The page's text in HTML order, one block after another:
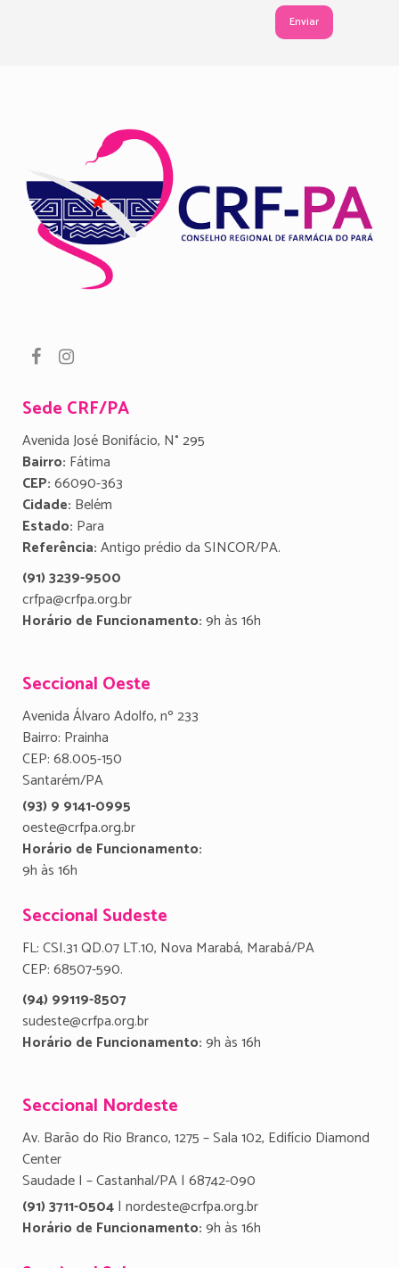
Sede CRF/PA
Avenida José Bonifácio, N° 295
Bairro: Fátima
CEP:66090-363
Cidade: Belém
Estado: Para
Referência:Antigo prédio da SINCOR/PA.
(91) 3239-9500
crfpa@crfpa.org.br
Horário de Funcionamento:9h às 16h
Seccional Oeste
Avenida Álvaro Adolfo, nº 233
Bairro: Prainha
CEP: 68.005-150
Santarém/PA
(93) 9 9141-0995
oeste@crfpa.org.br
Horário de Funcionamento:
9h às 16h
Seccional Sudeste
FL: CSI.31 QD.07 LT.10, Nova Marabá, Marabá/PA
CEP: 68507-590.
(94) 99119-8507
sudeste@crfpa.org.br
Horário de Funcionamento:9h às 16h
Seccional Nordeste
Av. Barão do Rio Branco, 1275 – Sala 102, Edifício Diamond
Center
Saudade I – Castanhal/PA | 68742-090
(91) 3711-0504| nordeste@crfpa.org.br
Horário de Funcionamento:9h às 16h